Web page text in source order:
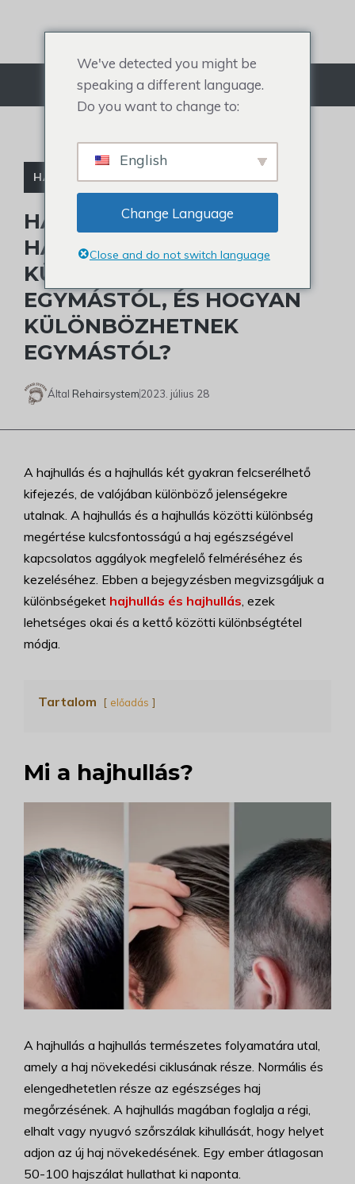
Menü
HAJHULLÁS
HAJHULLÁS VAGY
HAJHULLÁS:
KÜLÖNBÖZNEK
EGYMÁSTÓL, ÉS HOGYAN
KÜLÖNBÖZHETNEK
EGYMÁSTÓL?
Által Rehairsystem2023. július 28
A hajhullás és a hajhullás két gyakran felcserélhető
kifejezés, de valójában különböző jelenségekre
utalnak. A hajhullás és a hajhullás közötti különbség
megértése kulcsfontosságú a haj egészségével
kapcsolatos aggályok megfelelő felméréséhez és
kezeléséhez. Ebben a bejegyzésben megvizsgáljuk a
különbségeket hajhullás és hajhullás, ezek
lehetséges okai és a kettő közötti különbségtétel
módja.
Tartalom előadás
Mi a hajhullás?
A hajhullás a hajhullás természetes folyamatára utal,
amely a haj növekedési ciklusának része. Normális és
elengedhetetlen része az egészséges haj
megőrzésének. A hajhullás magában foglalja a régi,
elhalt vagy nyugvó szőrszálak kihullását, hogy helyet
adjon az új haj növekedésének. Egy ember átlagosan
50-100 hajszálat hullathat ki naponta.
We've detected you might be
speaking a different language.
Do you want to change to:
English
Change Language
Close and do not switch language